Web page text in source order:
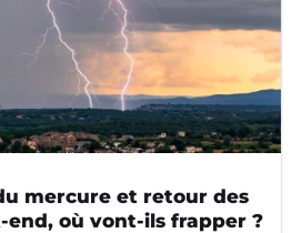
mercure et retour des
end, où vont-ils frapper ?